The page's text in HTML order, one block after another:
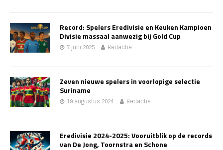
Record: Spelers Eredivisie en Keuken Kampioen
Divisie massaal aanwezig bij Gold Cup
7 juni 2025 Redactie
Zeven nieuwe spelers in voorlopige selectie
Suriname
19 augustus 2024 Redactie
Eredivisie 2024-2025: Vooruitblik op de records
van De Jong, Toornstra en Schone